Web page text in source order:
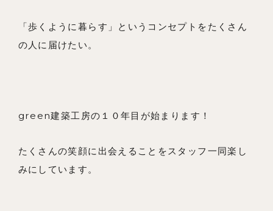
「歩くように暮らす」というコンセプトをたくさん
の人に届けたい。
green建築工房の１０年目が始まります！
たくさんの笑顔に出会えることをスタッフ一同楽し
みにしています。